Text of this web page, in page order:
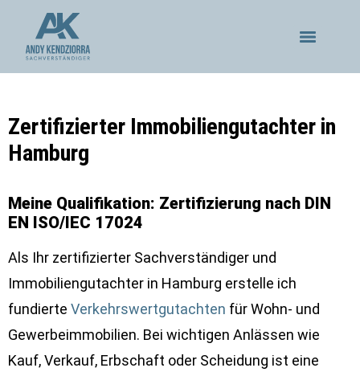
Zertifizierter Immobiliengutachter in
Hamburg
Meine Qualifikation: Zertifizierung nach DIN
EN ISO/IEC 17024
Als Ihr zertifizierter Sachverständiger und
Immobiliengutachter in Hamburg erstelle ich
fundierte Verkehrswertgutachten für Wohn- und
Gewerbeimmobilien. Bei wichtigen Anlässen wie
Kauf, Verkauf, Erbschaft oder Scheidung ist eine